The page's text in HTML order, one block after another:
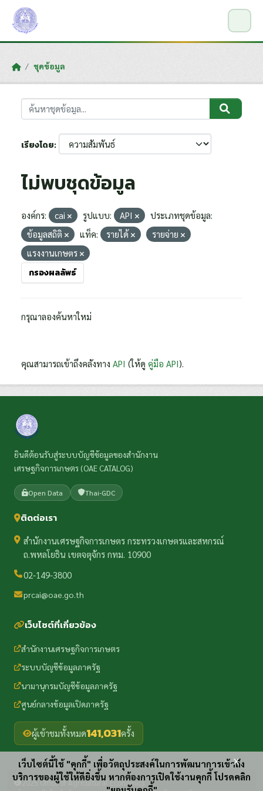
Skip to main content
ชุดข้อมูล
เรียงโดย
ไม่พบชุดข้อมูล
องค์กร: cai รูปแบบ: API
ประเภทชุดข้อมูล:
ข้อมูลสถิติ
แท็ค: รายได้
รายจ่าย
แรงงานเกษตร
กรองผลลัพธ์
กรุณาลองค้นหาใหม่
คุณสามารถเข้าถึงคลังทาง API (ให้ดู คู่มือ API).
ยินดีต้อนรับสู่ระบบบัญชีข้อมูลของสำนักงาน
เศรษฐกิจการเกษตร (OAE CATALOG)
Open Data Thai-GDC
ติดต่อเรา
สำนักงานเศรษฐกิจการเกษตร กระทรวงเกษตรและสหกรณ์
ถ.พหลโยธิน เขตจตุจักร กทม. 10900
02-149-3800
prcai@oae.go.th
เว็บไซต์ที่เกี่ยวข้อง
สำนักงานเศรษฐกิจการเกษตร
ระบบบัญชีข้อมูลภาครัฐ
นามานุกรมบัญชีข้อมูลภาครัฐ
ศูนย์กลางข้อมูลเปิดภาครัฐ
ผู้เข้าชมทั้งหมด141,031ครั้ง
2025 Office of Agricultural Economics
เว็บไซต์นี้ใช้ "คุกกี้" เพื่อวัตถุประสงค์ในการพัฒนาการเข้าถึง
บริการของผู้ใช้ให้ดียิ่งขึ้น หากต้องการเปิดใช้งานคุกกี้ โปรดคลิก
x